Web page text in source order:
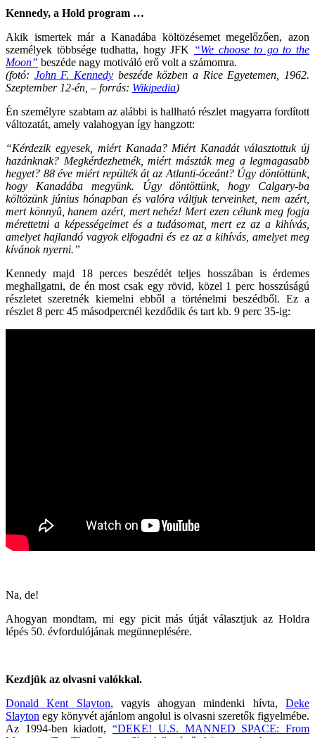
Kennedy, a Hold program …
Akik ismertek már a Kanadába költözésemet megelőzően, azon
személyek többsége tudhatta, hogy JFK “We choose to go to the
Moon” beszéde nagy motiváló erő volt a számomra.
(fotó: John F. Kennedy beszéde közben a Rice Egyetemen, 1962.
Szeptember 12-én, – forrás: Wikipedia)
Én személyre szabtam az alábbi is hallható részlet magyarra fordított
változatát, amely valahogyan így hangzott:
“Kérdezik egyesek, miért Kanada? Miért Kanadát választottuk új
hazánknak? Megkérdezhetnék, miért mászták meg a legmagasabb
hegyet? 88 éve miért repülték át az Atlanti-óceánt? Úgy döntöttünk,
hogy Kanadába megyünk. Úgy döntöttünk, hogy Calgary-ba
költözünk június hónapban és valóra váltjuk terveinket, nem azért,
mert könnyû, hanem azért, mert nehéz! Mert ezen célunk meg fogja
mérettetni a képességeimet és a tudásomat, mert ez az a kihívás,
amelyet hajlandó vagyok elfogadni és ez az a kihívás, amelyet meg
kívánok nyerni.”
Kennedy majd 18 perces beszédét teljes hosszában is érdemes
meghallgatni, de én most csak egy rövid, közel 1 perc hosszúságú
részletet szeretnék kiemelni ebből a történelmi beszédből. Ez a
részlet 8 perc 45 másodpercnél kezdődik és tart kb. 9 perc 35-ig:
Na, de!
Ahogyan mondtam, mi egy picit más útját választjuk az Holdra
lépés 50. évfordulójának megünneplésére.
Kezdjük az olvasni valókkal.
Donald Kent Slayton, vagyis ahogyan mindenki hívta,Deke
Slayton egy könyvét ajánlom angolul is olvasni szeretők figyelmébe.
Az 1994-ben kiadott,“DEKE! U.S. MANNED SPACE: From